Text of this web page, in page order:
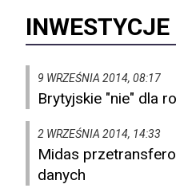
INWESTYCJE
9 WRZEŚNIA 2014, 08:17
Brytyjskie "nie" dla
2 WRZEŚNIA 2014, 14:33
Midas
danych